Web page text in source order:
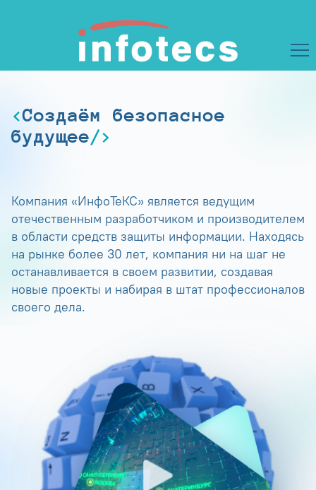
Создаём безопасное
будущее
Компания «ИнфоТеКС» является ведущим
отечественным разработчиком и производителем
в области средств защиты информации. Находясь
на рынке более 30 лет, компания ни на шаг не
останавливается в своем развитии, создавая
новые проекты и набирая в штат профессионалов
своего дела.